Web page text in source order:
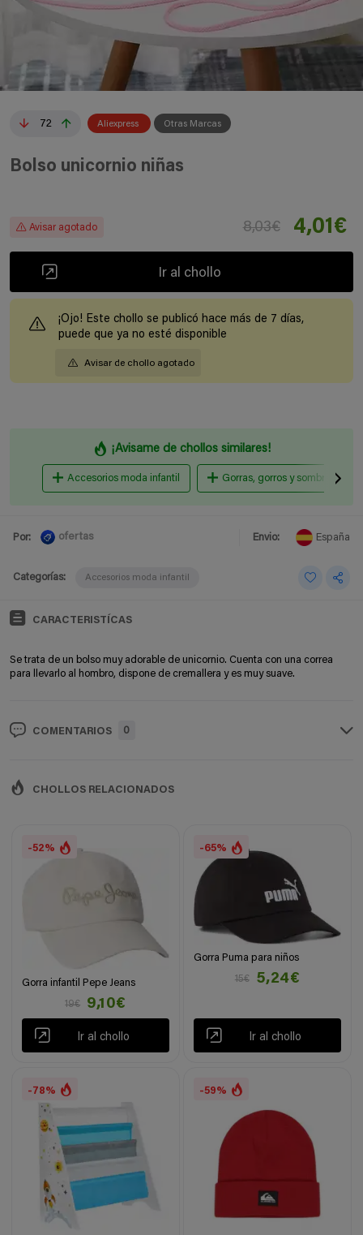
72 Aliexpress Otras Marcas
Bolso unicornio niñas
Avisar agotado 8,03€ 4,01€
Ir al chollo
¡Ojo! Este chollo se publicó hace más de 7 días,
puede que ya no esté disponible
Avisar de chollo agotado
¡Avisame de chollos similares!
Accesorios moda infantil Gorras, gorros y sombreros
Por: ofertas Envio: España
Categorías: Accesorios moda infantil
CARACTERISTÍCAS
Se trata de un bolso muy adorable de unicornio. Cuenta con una correa
para llevarlo al hombro, dispone de cremallera y es muy suave.
COMENTARIOS 0
CHOLLOS RELACIONADOS
-52%
Gorra infantil Pepe Jeans
19€
9,10€
Ir al chollo
-65%
Gorra Puma para niños
15€
5,24€
Ir al chollo
-78% -59%